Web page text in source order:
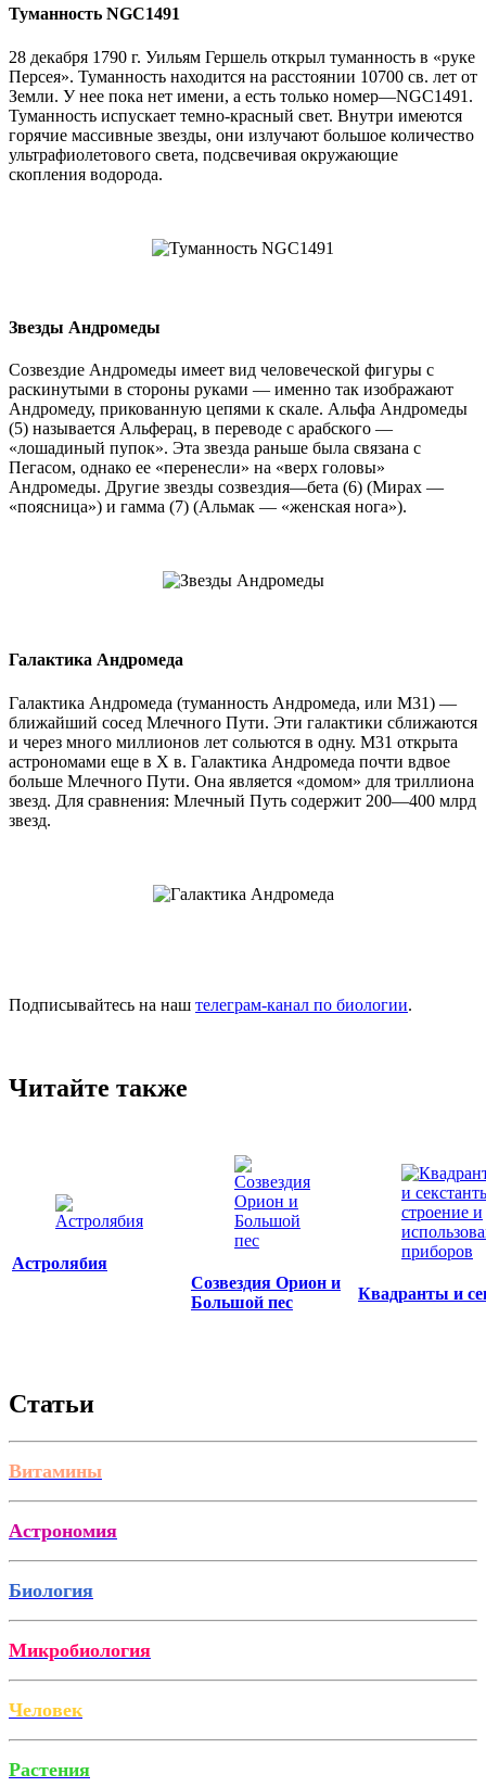
Туманность NGC1491
28 декабря 1790 г. Уильям Гершель открыл туманность в «руке
Персея». Туманность находится на расстоянии 10700 св. лет от
Земли. У нее пока нет имени, а есть только номер—NGC1491.
Туманность испускает темно-красный свет. Внутри имеются
горячие массивные звезды, они излучают большое количество
ультрафиолетового света, подсвечивая окружающие
скопления водорода.
Звезды Андромеды
Созвездие Андромеды имеет вид человеческой фигуры с
раскинутыми в стороны руками — именно так изображают
Андромеду, прикованную цепями к скале. Альфа Андромеды
(5) называется Альферац, в переводе с арабского —
«лошадиный пупок». Эта звезда раньше была связана с
Пегасом, однако ее «перенесли» на «верх головы»
Андромеды. Другие звезды созвездия—бета (6) (Мирах —
«поясница») и гамма (7) (Альмак — «женская нога»).
Галактика Андромеда
Галактика Андромеда (туманность Андромеда, или М31) —
ближайший сосед Млечного Пути. Эти галактики сближаются
и через много миллионов лет сольются в одну. М31 открыта
астрономами еще в X в. Галактика Андромеда почти вдвое
больше Млечного Пути. Она является «домом» для триллиона
звезд. Для сравнения: Млечный Путь содержит 200—400 млрд
звезд.
Подписывайтесь на наш телеграм-канал по биологии.
Читайте также
Астролябия
Созвездия Орион и
Большой пес
Квадранты и
Статьи
Витамины
Астрономия
Биология
Микробиология
Человек
Растения